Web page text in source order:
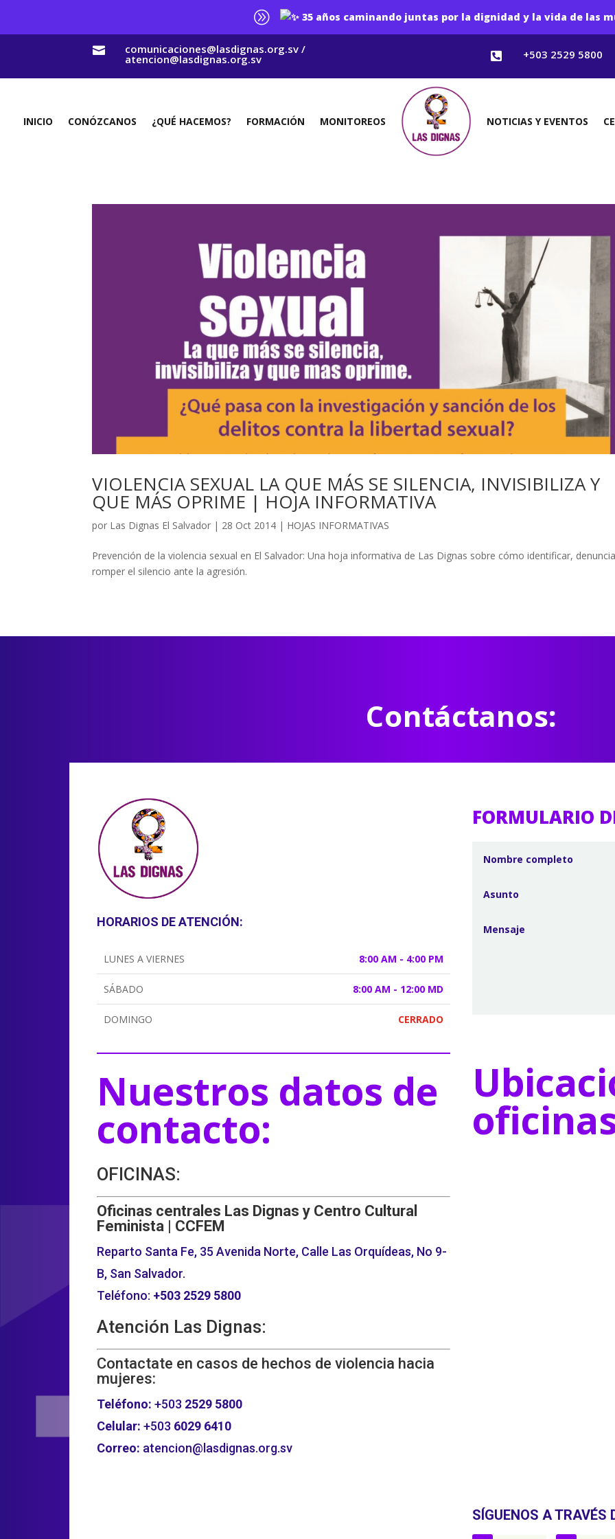
A 35 años caminando juntas por la dignidad y la vida de las
 comunicaciones@lasdignas.org.sv /
atencion@lasdignas.org.sv  +503 2529 5800
INICIO CONÓZCANOS ¿QUÉ HACEMOS? FORMACIÓN MONITOREOS NOTICIAS Y EVENTOS
VIOLENCIA SEXUAL LA QUE MÁS SE SILENCIA, INVISIBILIZA Y
QUE MÁS OPRIME | HOJA INFORMATIVA
por Las Dignas El Salvador | 28 Oct 2014 | HOJAS INFORMATIVAS
Prevención de la violencia sexual en El Salvador: Una hoja informativa de Las Dignas sobre cómo identificar,
romper el silencio ante la agresión.
Contáctanos:
HORARIOS DE ATENCIÓN:
LUNES A VIERNES 8:00 AM - 4:00 PM
SÁBADO 8:00 AM - 12:00 MD
DOMINGO CERRADO
Nuestros datos de
contacto:
OFICINAS:
Oficinas centrales Las Dignas y Centro Cultural
Feminista | CCFEM
Reparto Santa Fe, 35 Avenida Norte, Calle Las Orquídeas, No 9-
B, San Salvador.
Teléfono: +503 2529 5800
Atención Las Dignas:
Contactate en casos de hechos de violencia hacia
mujeres:
Teléfono: +503 2529 5800
Celular: +503 6029 6410
Correo: atencion@lasdignas.org.sv
FORMULARIO
SÍGUENOS A TRAVÉS